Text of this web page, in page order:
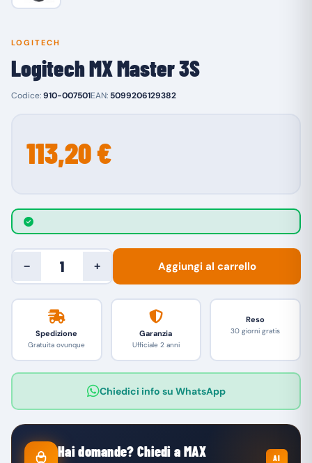
LOGITECH
Logitech MX Master 3S
Codice:910-007501EAN: 5099206129382
113,20 €
− + Aggiungi al carrello
Spedizione
Gratuita ovunque
Garanzia
Ufficiale 2 anni
Reso
30 giorni gratis
Chiedici info su WhatsApp
Hai domande? Chiedi a MAX AI